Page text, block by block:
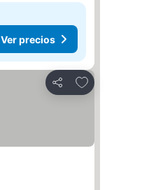
Ver precios
Compartir
Añadir a favoritos